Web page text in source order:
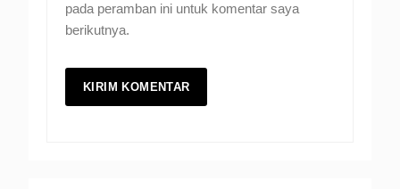
pada peramban ini untuk komentar saya
berikutnya.